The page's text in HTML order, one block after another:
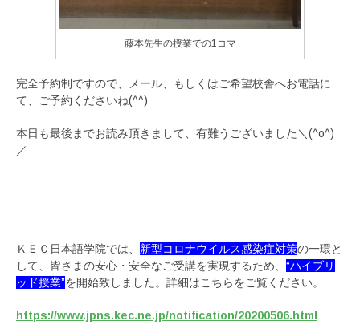
藤本先生の授業での1コマ
完全予約制ですので、メール、もしくはご希望校舎へお電話に
て、ご予約くださいね(^^)
本日も最後までお読み頂きまして、有難うございました＼(^o^)
／
ＫＥＣ日本語学院では、 新型コロナウイルス感染症対策の一環と
して、皆さまの安心・安全なご受講を実現するため、 “ハイブリ
ッド授業”を開始致しました。詳細はこちらをご覧ください。
https://www.jpns.kec.ne.jp/notification/20200506.html